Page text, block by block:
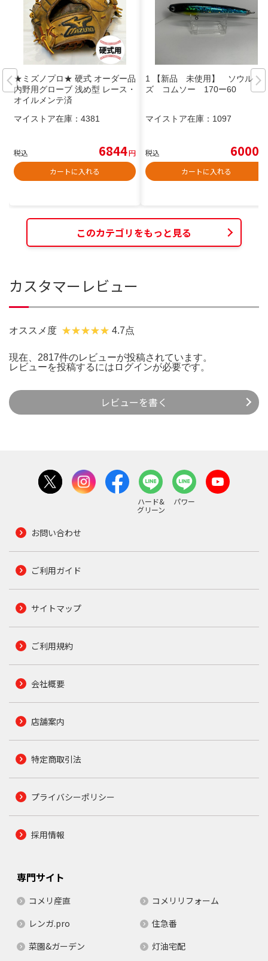
★ミズノプロ★ 硬式 オーダー品
内野用グローブ 浅め型 レース・
オイルメンテ済
マイストア在庫： 4381
税込 6844円
カートに入れる
1 【新品 未使用】 ソウル
ズ コムソー 170ー60
マイストア在庫： 1097
税込 6000
カートに入れる
このカテゴリをもっと見る
カスタマーレビュー
オススメ度 4.7点
現在、2817件のレビューが投稿されています。
レビューを投稿するには ログインが必要です。
レビューを書く
ハード&
グリーン
パワー
お問い合わせ
ご利用ガイド
サイトマップ
ご利用規約
会社概要
店舗案内
特定商取引法
プライバシーポリシー
採用情報
専門サイト
コメリ産直
コメリリフォーム
レンガ.pro
住急番
菜園&ガーデン
灯油宅配